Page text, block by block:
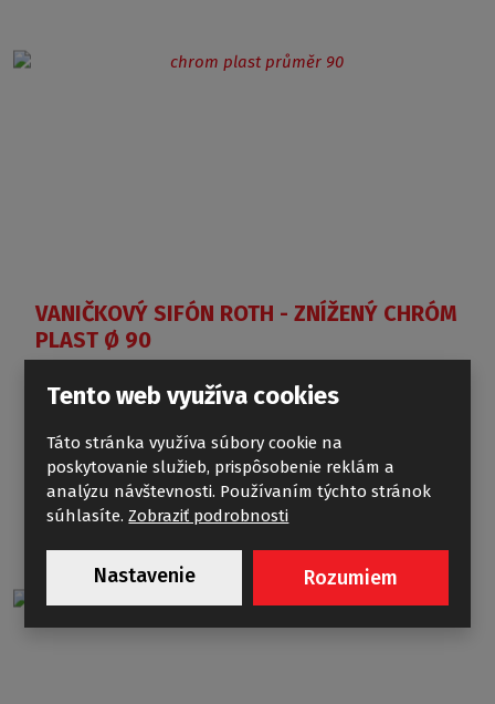
VANIČKOVÝ SIFÓN ROTH - ZNÍŽENÝ CHRÓM
PLAST Ø 90
Tento web využíva cookies
Táto stránka využíva súbory cookie na
poskytovanie služieb, prispôsobenie reklám a
analýzu návštevnosti. Používaním týchto stránok
súhlasíte.Zobraziť podrobnosti
Nastavenie Rozumiem